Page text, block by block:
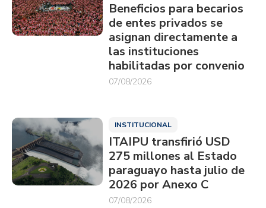
Beneficios para becarios
de entes privados se
asignan directamente a
las instituciones
habilitadas por convenio
07/08/2026
INSTITUCIONAL
ITAIPU transfirió USD
275 millones al Estado
paraguayo hasta julio de
2026 por Anexo C
07/08/2026